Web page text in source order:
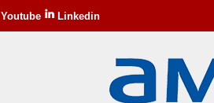
Youtube Linkedin